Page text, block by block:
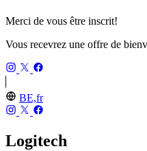
Merci de vous être inscrit!
Vous recevrez une offre de
BE,fr
Logitech